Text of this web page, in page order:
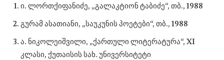
ი. ლორთქიფანიძე, „გალაკტიონ ტაბიძე“, თბ., 1988
გურამ ასათიანი, „საუკუნის პოეტები“, თბ., 1988
ა. ნიკოლეიშვილი, „ქართული ლიტერატურა“, XI
კლასი, ქუთაისის სახ. უნივერსიტეტი